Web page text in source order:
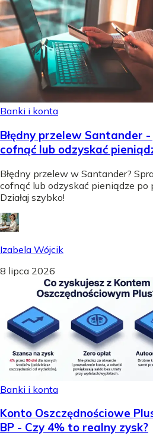
Banki i konta
Błędny przelew Santander -
cofnąć lub odzyskać
Błędny przelew w Santander?
cofnąć lub odzyskać pieniądze po
Działaj szybko!
Izabela Wójcik
8 lipca 2026
Banki i konta
Konto Oszczędnościowe
BP - Czy 4% to realny zysk?